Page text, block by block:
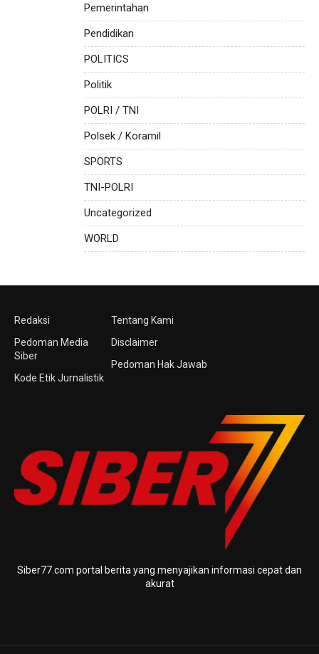
Pemerintahan
Pendidikan
POLITICS
Politik
POLRI / TNI
Polsek / Koramil
SPORTS
TNI-POLRI
Uncategorized
WORLD
Redaksi
Pedoman Media
Siber
Kode Etik Jurnalistik
Tentang Kami
Disclaimer
Pedoman Hak Jawab
Siber77.com portal berita yang menyajikan informasi cepat dan
akurat